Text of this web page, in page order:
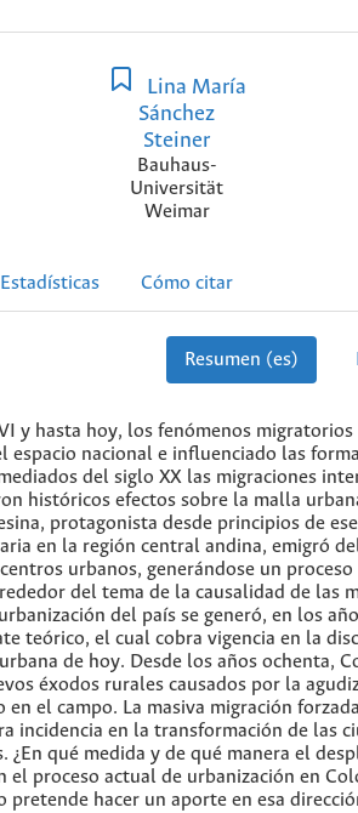
Lina María
Sánchez
Steiner
Bauhaus-
Universität
Weimar
Estadísticas Cómo citar
Resumen (es)
y hasta hoy, los fenómenos
espacio nacional e influenciado las
del siglo XX las migraciones
históricos efectos sobre la malla
protagonista desde principios de
en la región central andina, emigró
urbanos, generándose un proceso
del tema de la causalidad de las
del país se generó, en los
teórico, el cual cobra vigencia en la
de hoy. Desde los años ochenta,
éxodos rurales causados por la
en el campo. La masiva migración
incidencia en la transformación de las
¿En qué medida y de qué manera el
el proceso actual de urbanización en
pretende hacer un aporte en esa